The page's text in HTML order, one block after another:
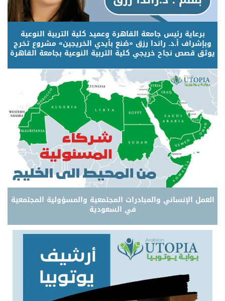
برعاية رئيس جامعة القاهرة وعميد كلية التربية النوعية
وبإشراف أ.د. راندا رزق «صُنع بأيدي الخريجين» مشروع تخرج
يوثق قصص نجاح خريجي كلية التربية النوعية بجامعة القاهرة
العمل الإنساني والمبادرات المجتمعية والمسؤولية المجتمعية
في السعودية